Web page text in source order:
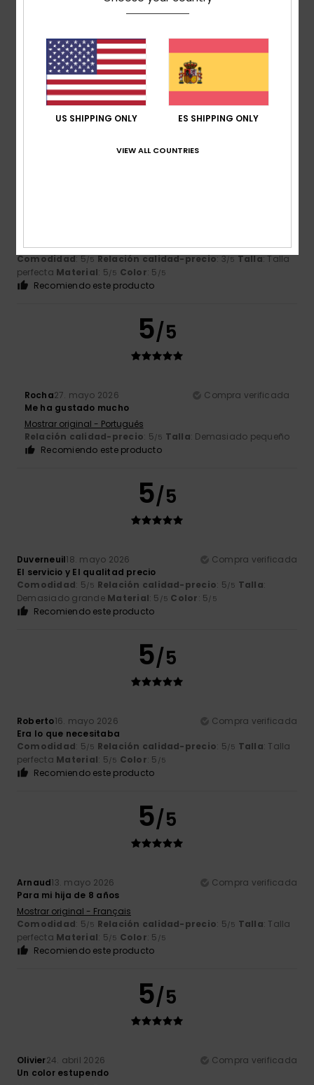
Tomaru20. junio 2026
Compra verificada
el color favorito de mi hijo
Mostrar original - Français
Comodidad: 5/5 Relación calidad-precio
Recomiendo este producto
Muy bonita
Comodidad: 5/5 Relación calidad-precio: 3/5 Talla: Talla
perfecta Material: 5/5 Color: 5 /5
Recomiendo este producto
5/5
Rocha27. mayo 2026
Compra verificada
Me ha gustado mucho
Mostrar original - Português
Relación calidad-precio: 5/5 Talla: Demasiado pequeño
Recomiendo este producto
5/5
Duverneuil18. mayo 2026
Compra verificada
El servicio y El qualitad precio
Comodidad: 5/5 Relación calidad-precio: 5/5 Talla:
Demasiado grande Material: 5 /5 Color: 5/5
Recomiendo este producto
5/5
Roberto16. mayo 2026
Compra verificada
Era lo que necesitaba
Comodidad: 5/5 Relación calidad-precio: 5/5 Talla: Talla
perfecta Material: 5/5 Color: 5 /5
Recomiendo este producto
5/5
Arnaud13. mayo 2026
Compra verificada
Para mi hija de 8 años
Mostrar original - Français
Comodidad: 5/5 Relación calidad-precio: 5/5 Talla: Talla
perfecta Material: 5/5 Color: 5 /5
Recomiendo este producto
5/5
Olivier24. abril 2026
Compra verificada
Un color estupendo
US SHIPPING ONLY ES SHIPPING ONLY
VIEW ALL COUNTRIES